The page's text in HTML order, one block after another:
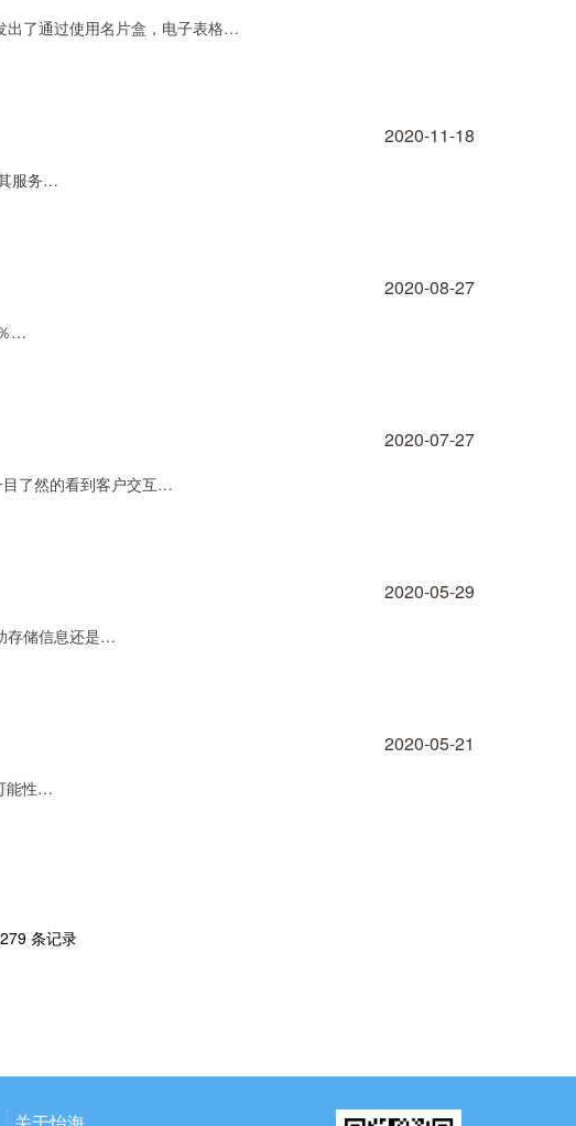
出了通过使用名片盒，电子表格…
2020-11-18
服务…
2020-08-27
…
2020-07-27
目了然的看到客户交互…
2020-05-29
存储信息还是…
2020-05-21
能性…
条记录